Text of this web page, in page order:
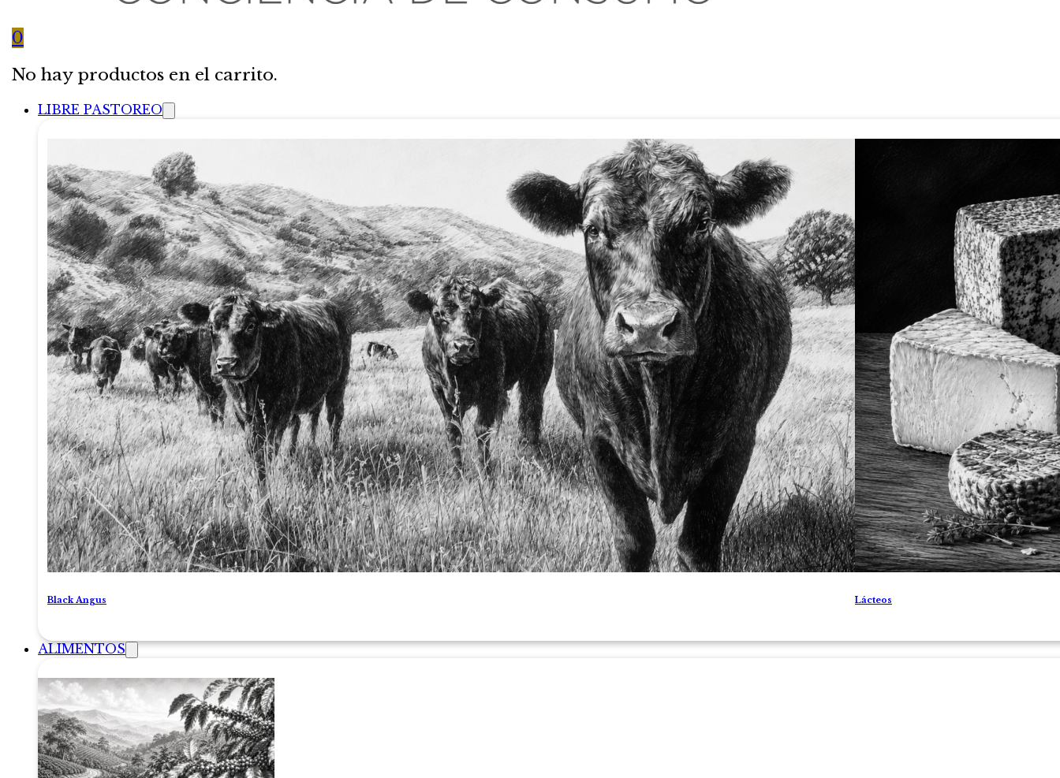
0
No hay productos en el carrito.
LIBRE PASTOREO
Black Angus Lácteos
ALIMENTOS